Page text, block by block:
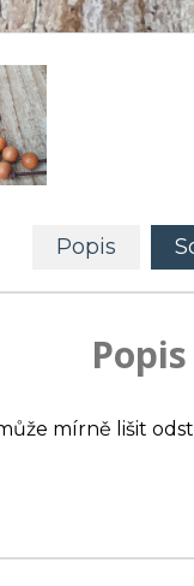
Popis
mírně lišit